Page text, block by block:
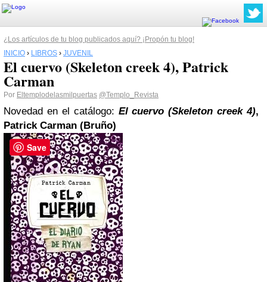
¿Los artículos de tu blog publicados aquí? ¡Propón tu blog!
INICIO › LIBROS › JUVENIL
El cuervo (Skeleton creek 4), Patrick
Carman
Por Eltemplodelasmilpuertas @Templo_Revista
Novedad en el catálogo: El cuervo (Skeleton creek 4),
Patrick Carman (Bruño)
Save